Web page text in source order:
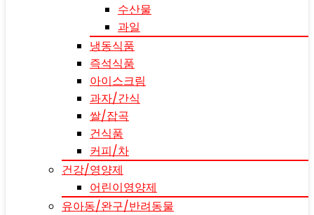
수산물
과일
냉동식품
즉석식품
아이스크림
과자/간식
쌀/잡곡
건식품
커피/차
건강/영양제
어린이영양제
유아동/완구/반려동물